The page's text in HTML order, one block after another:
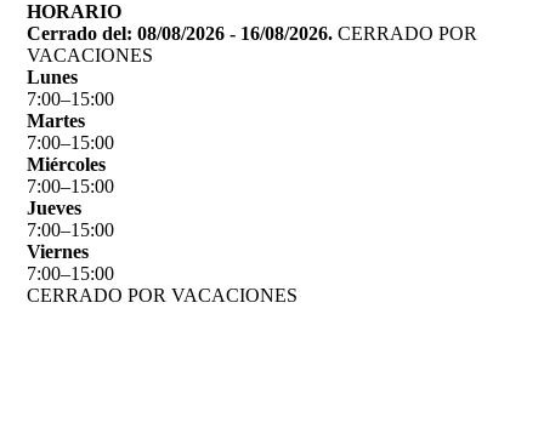
HORARIO
Cerrado del: 08/08/2026 - 16/08/2026.CERRADO POR
VACACIONES
Lunes
7:00–15:00
Martes
7:00–15:00
Miércoles
7:00–15:00
Jueves
7:00–15:00
Viernes
7:00–15:00
CERRADO POR VACACIONES